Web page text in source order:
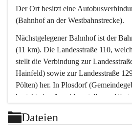
Der Ort besitzt eine
(Bahnhof an der Westbahnstrecke).
Nächstgelegener Bahnhof ist der
(11 km). Die Landesstraße 110,
stellt die Verbindung zur
Hainfeld) sowie zur Landesstraße
Pölten) her. In Plosdorf
besteht eine Anschlussstelle zur
Wien erreicht man in ca. 45 Minuten.
Dateien